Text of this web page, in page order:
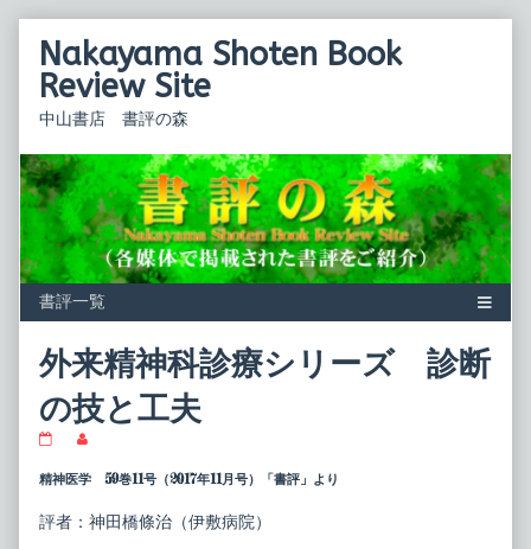
contentNakayama Shoten Book
Review Site
中山書店 書評の森
外来精神科診療シリーズ 診断
の技と工夫
精
神
診
posts
author
精神医学 59巻11号（2017年11月号）「書評」より
評者：神田橋條治（伊敷病院）